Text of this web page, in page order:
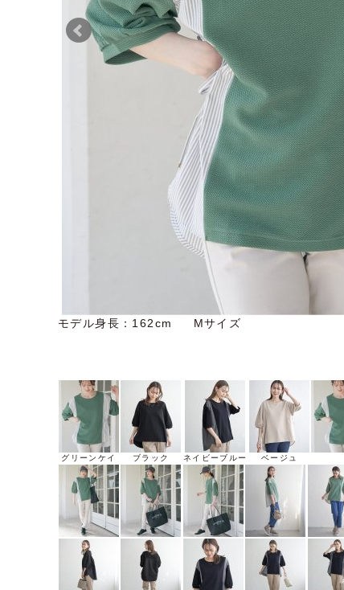
モデル身長：162cm Mサイズ
グリーンケイ ブラック ネイビーブルー ベージュ